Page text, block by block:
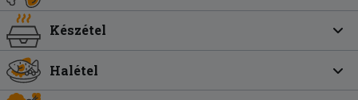
Készétel
Halétel